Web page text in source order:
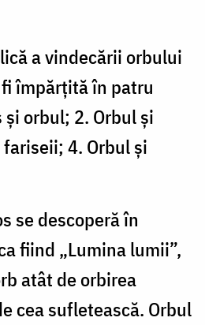
a vindecării orbului
împărțită în patru
orbul; 2. Orbul și
4. Orbul și
se descoperă în
fiind „Lumina lumii”,
atât de orbirea
cea sufletească. Orbul